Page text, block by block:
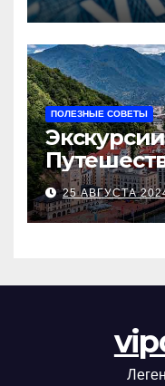
ПОЛЕЗНЫЕ СОВЕТЫ
25 АВГУСТА